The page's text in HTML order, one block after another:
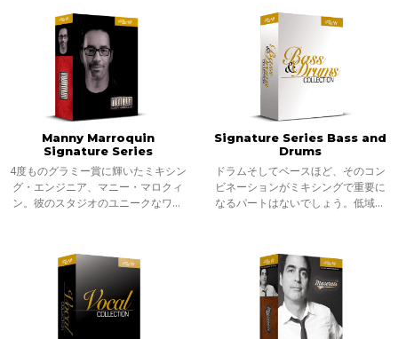
る、グラ
ニア、ジャック・ジョセフ・プイグ =
Manny Marroquin
Signature Series
4度ものグラミー賞に輝いたミキシン
グ・エンジニア、マニー・マロクィ
ン。彼のスタジオのユニークなワー
いシグネチャー・コレクションの登
場です
Signature Series Bass and
Drums
ドラムそしてベースほど、そのコン
ビネーションがミキシングで重要に
なるパートはないでしょう。低域の
トメントとミックスは、熟練のエン
ジニアに